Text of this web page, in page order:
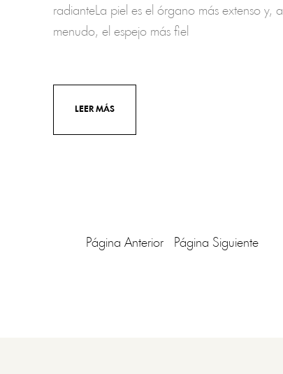
radianteLa piel es el órgano más extenso y, a
menudo, el espejo más fiel
LEER MÁS
Página Anterior Página Siguiente